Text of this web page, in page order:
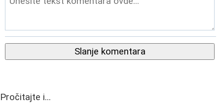
Slanje komentara
Pročitajte i...